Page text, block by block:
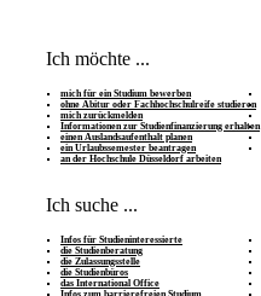
Ich möchte ...
mich für ein Studium bewerben
ohne Abitur oder Fachhochschulreife studieren
mich zurückmelden
Informationen zur Studienfinanzierung erhalten
einen Auslandsaufenthalt planen
ein Urlaubssemester beantragen
an der Hochschule Düsseldorf arbeiten
Ich suche ...
Infos für Studieninteressierte
die Studienberatung
die Zulassungsstelle
die Studienbüros
das International Office